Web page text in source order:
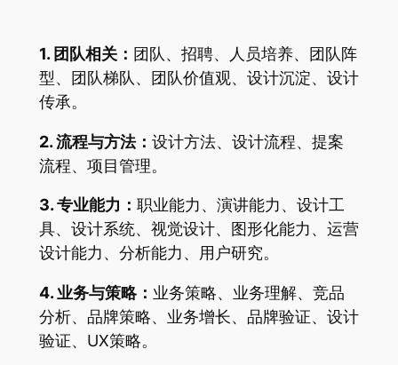
1. 团队相关： 团队、招聘、人员培养、团队阵
型、团队梯队、团队价值观、设计沉淀、设计
传承。
2. 流程与方法： 设计方法、设计流程、提案
流程、项目管理。
3. 专业能力： 职业能力、演讲能力、设计工
具、设计系统、视觉设计、图形化能力、运营
设计能力、分析能力、用户研究。
4. 业务与策略： 业务策略、业务理解、竞品
分析、品牌策略、业务增长、品牌验证、设计
验证、UX策略。